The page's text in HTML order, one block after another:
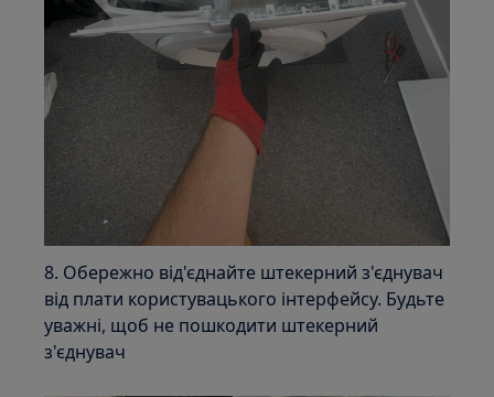
8. Обережно від'єднайте штекерний з'єднувач
від плати користувацького інтерфейсу. Будьте
уважні, щоб не пошкодити штекерний
з'єднувач